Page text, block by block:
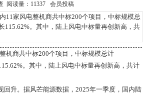
阅读量：11337 会员投稿
家风电整机商共中标200个项目，中标规模总
115.62%。其中，陆上风电中标量再创新高，共
机商共中标200个项目，中标规模总计
。其中，陆上风电中标量再创新高，共计
回升。据风芒能源数据，2025年一季度，国内陆